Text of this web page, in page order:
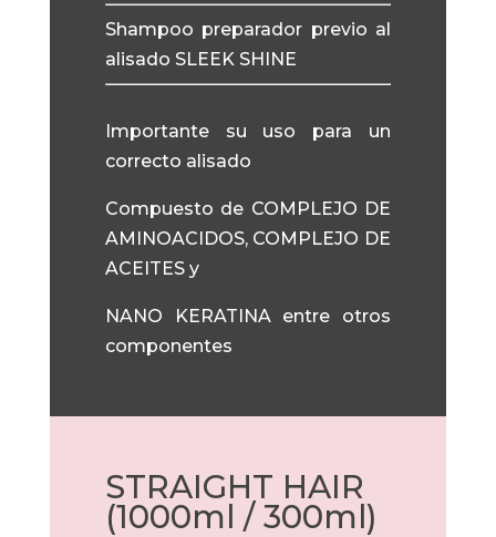
Shampoo preparador previo al
alisado SLEEK SHINE
Importante su uso para un
correcto alisado
Compuesto de COMPLEJO DE
AMINOACIDOS, COMPLEJO DE
ACEITES y
NANO KERATINA entre otros
componentes
STRAIGHT HAIR
(1000ml / 300ml)